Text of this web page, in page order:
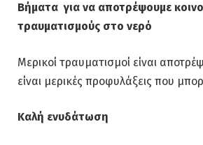
Βήματα για να αποτρέψουμε
τραυματισμούς στο νερό
Μερικοί τραυματισμοί είναι
είναι μερικές προφυλάξεις που
Καλή ενυδάτωση